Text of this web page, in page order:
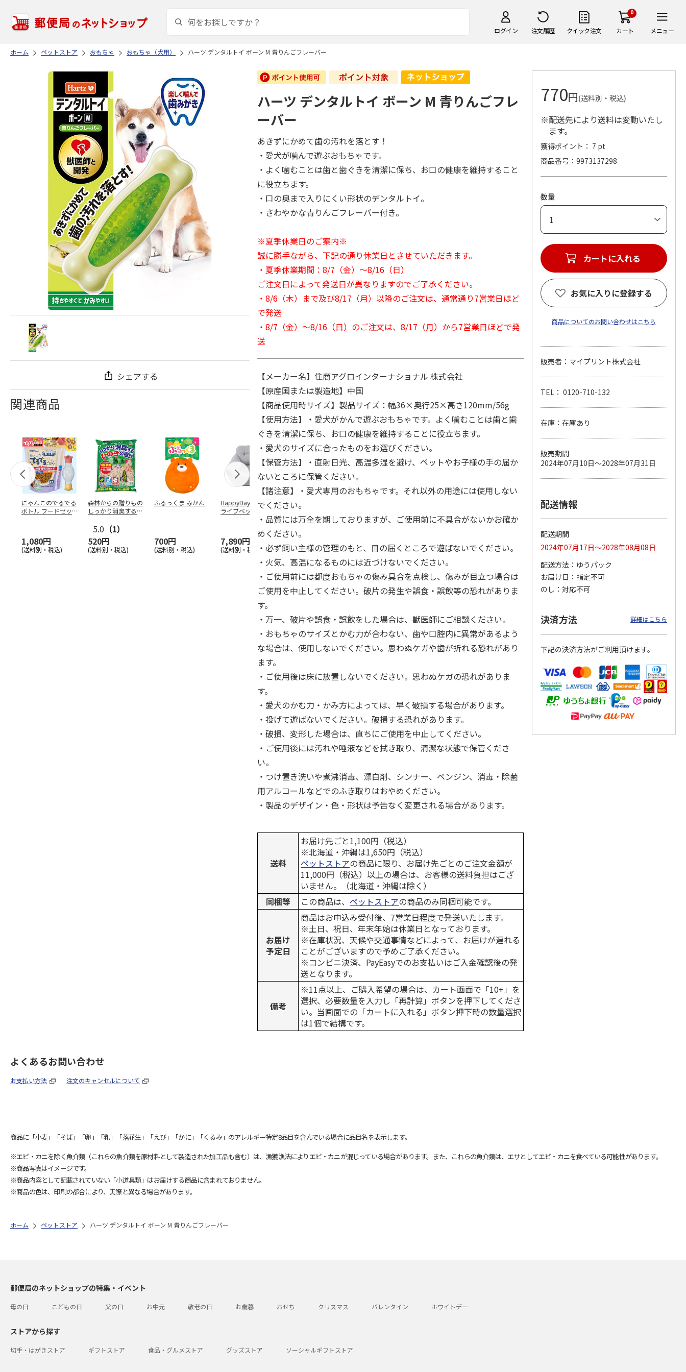
ログイン 注文履歴 クイック注文
0
カート メニュー
ホーム ペットストア おもちゃ おもちゃ（犬用） ハーツ デンタルトイ ボーン M 青りんごフレーバー
シェアする
関連商品
にゃんこのでるでる
ボトル フードセッ
1,080円
(送料別・税込)
森林からの贈りもの
しっかり消臭するひ
5.0 （1）
520円
(送料別・税込)
ふるっくま みかん
700円
(送料別・税込)
HappyDays 2wayド
ライブベッド グレ
7,890円
(送料別・税込)
獣医師開発 ニオイ
をとる砂専用 猫ト
イレ ナチュラルグ
1,550円
(送料別・税込)
ンド 4L
(送料別・税込)
ぐるぐるボーン型 S
470円
(送料別・税込)
こ用 まぐろ・かつ
(送料別・税込)
ペット線香 虹のか
なた フルーティフ
ローラルの香り
590円
(送料別・税込)
えBOX とりささ…
380円
(送料別・税込)
ハーツ デンタルトイ ボーン M 青りんごフレ
ーバー
あきずにかめて歯の汚れを落とす！
・愛犬が噛んで遊ぶおもちゃです。
・よく噛むことは歯と歯ぐきを清潔に保ち、お口の健康を維持すること
に役立ちます。
・口の奥まで入りにくい形状のデンタルトイ。
・さわやかな青りんごフレーバー付き。
※夏季休業日のご案内※
誠に勝手ながら、下記の通り休業日とさせていただきます。
・夏季休業期間：8/7（金）～8/16（日）
ご注文日によって発送日が異なりますのでご了承ください。
・8/6（木）まで及び8/17（月）以降のご注文は、通常通り7営業日ほど
で発送
・8/7（金）～8/16（日）のご注文は、8/17（月）から7営業日ほどで発
送
【メーカー名】住商アグロインターナショナル 株式会社
【原産国または製造地】中国
【商品使用時サイズ】製品サイズ：幅36×奥行25×高さ120mm/56g
【使用方法】・愛犬がかんで遊ぶおもちゃです。よく噛むことは歯と歯
ぐきを清潔に保ち、お口の健康を維持することに役立ちます。
・愛犬のサイズに合ったものをお選びください。
【保管方法】・直射日光、高温多湿を避け、ペットやお子様の手の届か
ないところに保管ください。
【諸注意】・愛犬専用のおもちゃです。それ以外の用途には使用しない
でください。
・品質には万全を期しておりますが、ご使用前に不具合がないかお確か
めください。
・必ず飼い主様の管理のもと、目の届くところで遊ばないでください。
・火気、高温になるものには近づけないでください。
・ご使用前には都度おもちゃの傷み具合を点検し、傷みが目立つ場合は
ご使用を中止してください。破片の発生や誤食・誤飲等の恐れがありま
す。
・万一、破片や誤食・誤飲をした場合は、獣医師にご相談ください。
・おもちゃのサイズとかむ力が合わない、歯や口腔内に異常があるよう
な場合は、使用しないでください。思わぬケガや歯が折れる恐れがあり
ます。
・ご使用後は床に放置しないでください。思わぬケガの恐れがありま
す。
・愛犬のかむ力・かみ方によっては、早く破損する場合があります。
・投げて遊ばないでください。破損する恐れがあります。
・破損、変形した場合は、直ちにご使用を中止してください。
・ご使用後には汚れや唾液などを拭き取り、清潔な状態で保管くださ
い。
・つけ置き洗いや煮沸消毒、漂白剤、シンナー、ベンジン、消毒・除菌
用アルコールなどでのふき取りはおやめください。
・製品のデザイン・色・形状は予告なく変更される場合があります。
送料
お届け先ごと1,100円（税込）
※北海道・沖縄は1,650円（税込）
ペットストアの商品に限り、お届け先ごとのご注文金額が
11,000円（税込）以上の場合は、お客様の送料負担はござ
いません。（北海道・沖縄は除く）
同梱等
この商品は、ペットストアの商品のみ同梱可能です。
お届け
予定日
商品はお申込み受付後、7営業日程度で発送いたします。
※土日、祝日、年末年始は休業日となっております。
※在庫状況、天候や交通事情などによって、お届けが遅れる
ことがございますので予めご了承ください。
※コンビニ決済、PayEasyでのお支払いはご入金確認後の発
送となります。
備考
※11点以上、ご購入希望の場合は、カート画面で「10+」を
選択、必要数量を入力し「再計算」ボタンを押下してくださ
い。当画面での「カートに入れる」ボタン押下時の数量選択
は1個で結構です。
770円(送料別・税込)
※配送先により送料は変動いたし
ます。
獲得ポイント： 7 pt
商品番号
9973137298
数量
カートに入れる
お気に入りに登録する
商品についてのお問い合わせはこちら
販売者：マイプリント株式会社
TEL： 0120-710-132
在庫：在庫あり
販売期間
2024年07月10日～2028年07月31日
配送情報
配送期間
2024年07月17日～2028年08月08日
配送方法
ゆうパック
お届け日
指定不可
のし
対応不可
決済方法 詳細はこちら
下記の決済方法がご利用頂けます。
よくあるお問い合わせ
お支払い方法 注文のキャンセルについて
商品に「小麦」「そば」「卵」「乳」「落花生」「えび」「かに」「くるみ」のアレルギー特定8品目を含んでいる場合に品目名を表示します。
※エビ・カニを除く魚介類（これらの魚介類を原材料として製造された加工品も含む）は、漁獲漁法によりエビ・カニが混じっている場合があります。また、これらの魚介類は、エサとしてエビ・カニを食べている可能性があります。
※商品写真はイメージです。
※商品内容として記載されていない「小道具類」はお届けする商品に含まれておりません。
※商品の色は、印刷の都合により、実際と異なる場合があります。
ホーム ペットストア ハーツ デンタルトイ ボーン M 青りんごフレーバー
郵便局のネットショップの特集・イベント
母の日 こどもの日 父の日 お中元 敬老の日 お歳暮 おせち クリスマス バレンタイン ホワイトデー
ストアから探す
切手・はがきストア ギフトストア 食品・グルメストア グッズストア ソーシャルギフトストア